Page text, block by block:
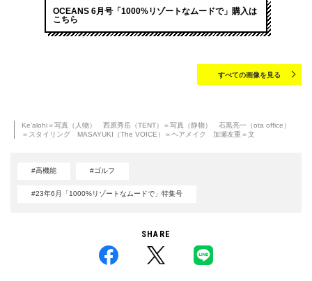
OCEANS 6月号「1000%リゾートなムードで」購入は
こちら
すべての画像を見る
Ke'alohi＝写真（人物） 西原秀岳（TENT）＝写真（静物） 石黒亮一（ota office）
＝スタイリング MASAYUKI（The VOICE）＝ヘアメイク 加瀬友重＝文
#高機能 #ゴルフ
#23年6月「1000%リゾートなムードで」特集号
SHARE